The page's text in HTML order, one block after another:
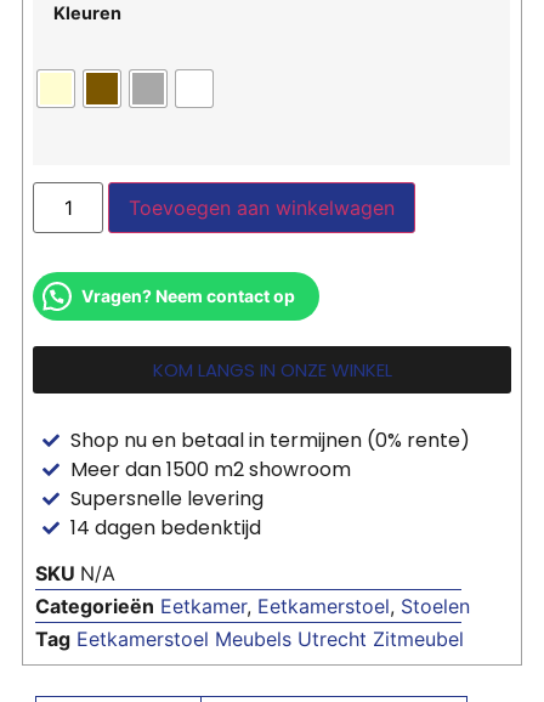
Kleuren
Toevoegen aan winkelwagen
Vragen? Neem contact op
KOM LANGS IN ONZE WINKEL
Shop nu en betaal in termijnen (0% rente)
Meer dan 1500 m2 showroom
Supersnelle levering
14 dagen bedenktijd
SKU N/A
Categorieën Eetkamer, Eetkamerstoel, Stoelen
Tag Eetkamerstoel Meubels Utrecht Zitmeubel